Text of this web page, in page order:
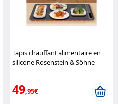
Tapis chauffant alimentaire en
silicone Rosenstein & Söhne
49,95€